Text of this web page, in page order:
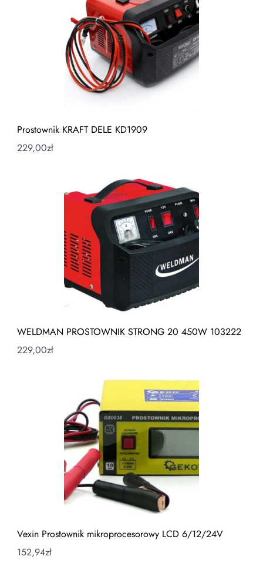
Prostownik KRAFT DELE KD1909
229,00zł
WELDMAN PROSTOWNIK STRONG 20 450W 103222
229,00zł
Vexin Prostownik mikroprocesorowy LCD 6/12/24V
152,94zł